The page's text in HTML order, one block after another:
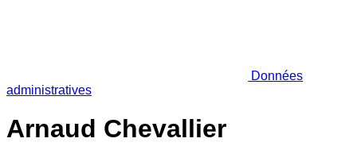
Données
administratives
Arnaud Chevallier